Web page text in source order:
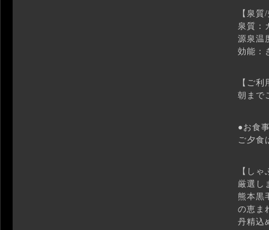
【泉
泉質：
源泉温
効能：
【ご
朝まで
●お食
ご夕食
【し
厳選し
熊本黒
の恵ま
丹精込